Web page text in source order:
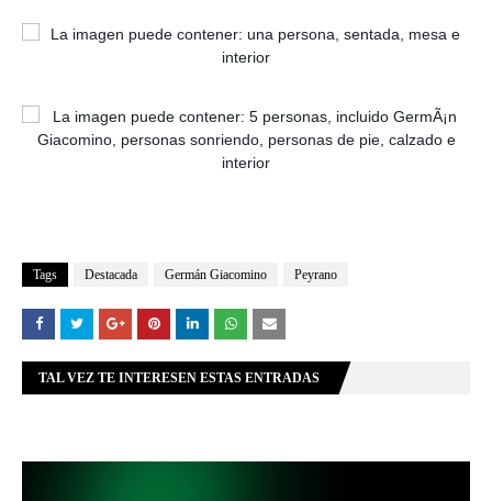
Tags Destacada Germán Giacomino Peyrano
TAL VEZ TE INTERESEN ESTAS ENTRADAS